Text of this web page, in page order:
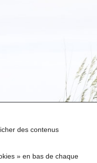
des contenus
» en bas de chaque